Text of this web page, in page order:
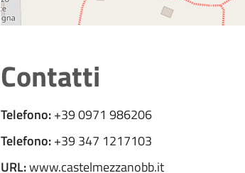
Contatti
Telefono:+39 0971 986206
Telefono:+39 347 1217103
URL:www.castelmezzanobb.it